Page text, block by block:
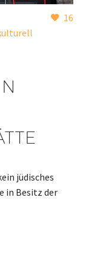
16
jüdisches
in Besitz der